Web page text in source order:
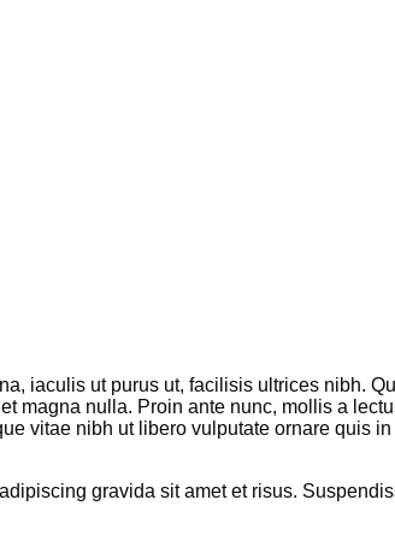
iaculis ut purus ut, facilisis ultrices nibh.
nulla. Proin ante nunc, mollis a
vitae nibh ut libero vulputate ornare quis
gravida sit amet et risus.